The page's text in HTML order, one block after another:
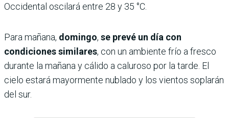
Occidental oscilará entre 28 y 35 °C.
Para mañana, domingo, se prevé un día con
condiciones similares, con un ambiente frío a fresco
durante la mañana y cálido a caluroso por la tarde. El
cielo estará mayormente nublado y los vientos soplarán
del sur.